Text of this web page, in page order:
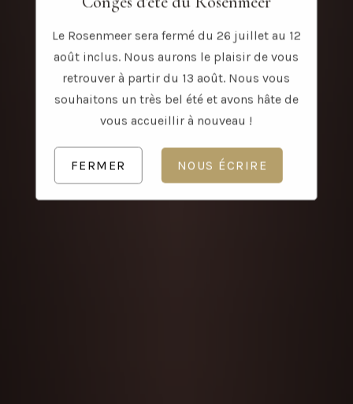
BOUTIQUE EN LIGNE
LE MENU DU MARCHÉ
Le Rosenmeer sera fermé du 26 juillet au 12
août inclus. Nous aurons le plaisir de vous
retrouver à partir du 13 août. Nous vous
souhaitons un très bel été et avons hâte de
vous accueillir à nouveau !
FERMER NOUS ÉCRIRE